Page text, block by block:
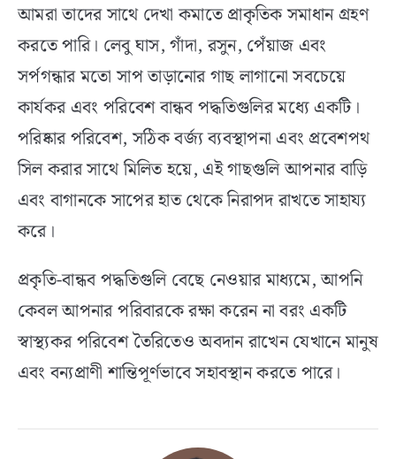
আমরা তাদের সাথে দেখা কমাতে প্রাকৃতিক সমাধান গ্রহণ
করতে পারি। লেবু ঘাস, গাঁদা, রসুন, পেঁয়াজ এবং
সর্পগন্ধার মতো সাপ তাড়ানোর গাছ লাগানো সবচেয়ে
কার্যকর এবং পরিবেশ বান্ধব পদ্ধতিগুলির মধ্যে একটি।
পরিষ্কার পরিবেশ, সঠিক বর্জ্য ব্যবস্থাপনা এবং প্রবেশপথ
সিল করার সাথে মিলিত হয়ে, এই গাছগুলি আপনার বাড়ি
এবং বাগানকে সাপের হাত থেকে নিরাপদ রাখতে সাহায্য
করে।
প্রকৃতি-বান্ধব পদ্ধতিগুলি বেছে নেওয়ার মাধ্যমে, আপনি
কেবল আপনার পরিবারকে রক্ষা করেন না বরং একটি
স্বাস্থ্যকর পরিবেশ তৈরিতেও অবদান রাখেন যেখানে মানুষ
এবং বন্যপ্রাণী শান্তিপূর্ণভাবে সহাবস্থান করতে পারে।